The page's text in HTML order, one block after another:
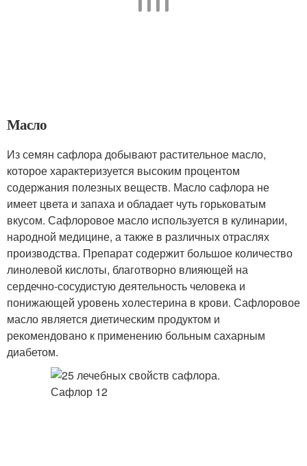
Масло
Из семян сафлора добывают растительное масло,
которое характеризуется высоким процентом
содержания полезных веществ. Масло сафлора не
имеет цвета и запаха и обладает чуть горьковатым
вкусом. Сафлоровое масло используется в кулинарии,
народной медицине, а также в различных отраслях
производства. Препарат содержит большое количество
линолевой кислоты, благотворно влияющей на
сердечно-сосудистую деятельность человека и
понижающей уровень холестерина в крови. Сафлоровое
масло является диетическим продуктом и
рекомендовано к применению больным сахарным
диабетом.